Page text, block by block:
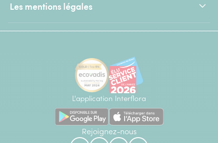
Les mentions légales
L'application Interflora
Rejoignez-nous